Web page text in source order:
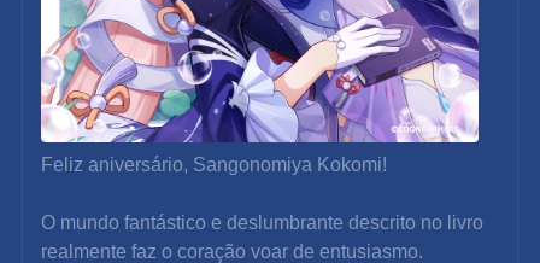
Feliz aniversário, Sangonomiya Kokomi!
O mundo fantástico e deslumbrante descrito no livro
realmente faz o coração voar de entusiasmo.